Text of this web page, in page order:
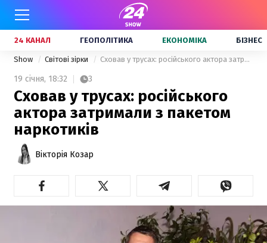
24 КАНАЛ ГЕОПОЛІТИКА ЕКОНОМІКА БІЗНЕС
Show Світові зірки Сховав у трусах: російського актора затримали з пакетом наркотиків
19 січня, 18:32 3
Сховав у трусах: російського
актора затримали з пакетом
наркотиків
Вікторія Козар